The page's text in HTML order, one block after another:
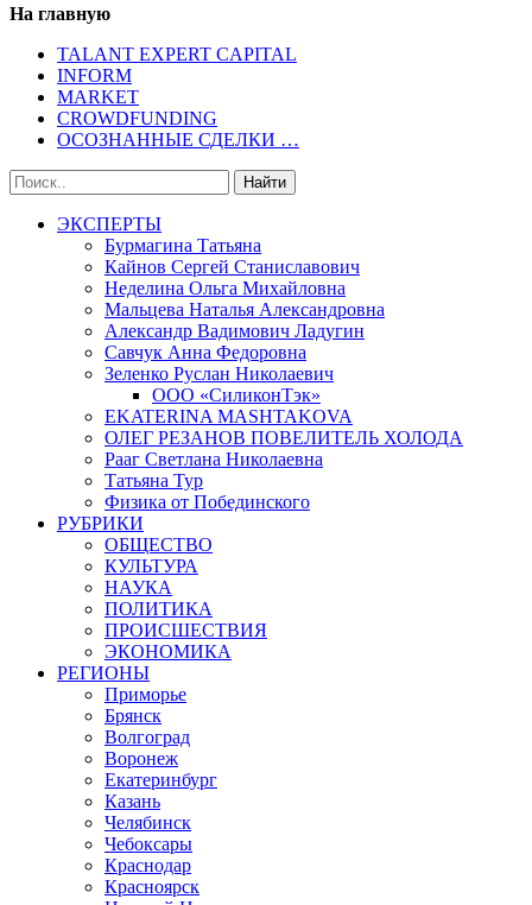
На главную
TALANT EXPERT CAPITAL
INFORM
MARKET
CROWDFUNDING
ОСОЗНАННЫЕ СДЕЛКИ …
ЭКСПЕРТЫ
Бурмагина Татьяна
Кайнов Сергей Станиславович
Неделина Ольга Михайловна
Мальцева Наталья Александровна
Александр Вадимович Ладугин
Савчук Анна Федоровна
Зеленко Руслан Николаевич
ООО «СиликонТэк»
EKATERINA MASHTAKOVA
ОЛЕГ РЕЗАНОВ ПОВЕЛИТЕЛЬ ХОЛОДА
Рааг Светлана Николаевна
Татьяна Тур
Физика от Побединского
РУБРИКИ
ОБЩЕСТВО
КУЛЬТУРА
НАУКА
ПОЛИТИКА
ПРОИСШЕСТВИЯ
ЭКОНОМИКА
РЕГИОНЫ
Приморье
Брянск
Волгоград
Воронеж
Екатеринбург
Казань
Челябинск
Чебоксары
Краснодар
Красноярск